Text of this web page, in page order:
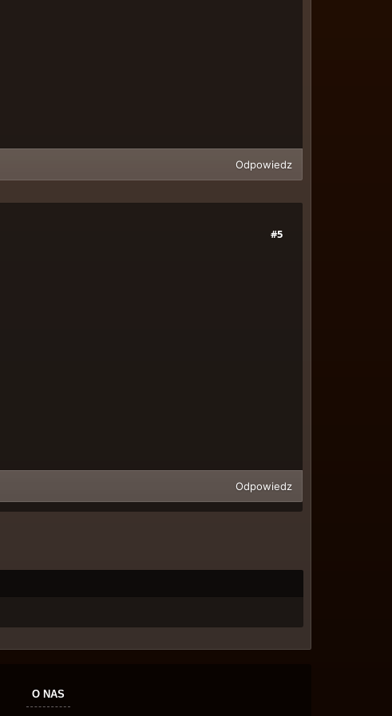
Odpowiedz
#5
Odpowiedz
O NAS